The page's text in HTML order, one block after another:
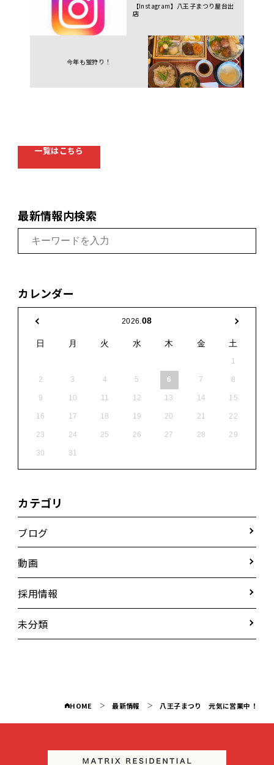
最新情報内検索
カレンダー
2026. 08
日 月 火 水 木 金 土
1
2 3 4 5 6 7 8
9 10 11 12 13 14 15
16 17 18 19 20 21 22
23 24 25 26 27 28 29
30 31
カテゴリ
ブログ
動画
採用情報
未分類
【Instagram】八王子まつり屋台出
店
今年も蛍狩り！
一覧はこちら
HOME 最新情報 八王子まつり 元気に営業中！